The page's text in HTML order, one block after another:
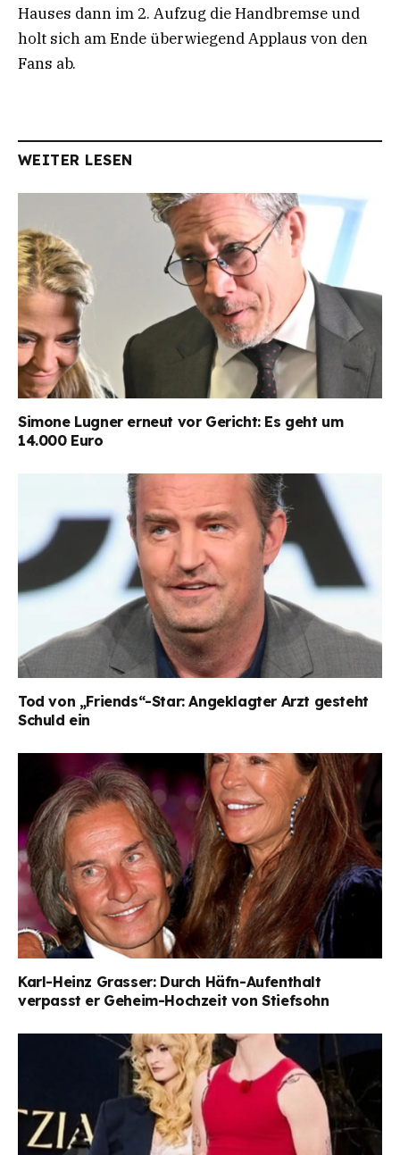
Hauses dann im 2. Aufzug die Handbremse und
holt sich am Ende überwiegend Applaus von den
Fans ab.
WEITER LESEN
Simone Lugner erneut vor Gericht: Es geht um
14.000 Euro
Tod von „Friends“-Star: Angeklagter Arzt gesteht
Schuld ein
Karl-Heinz Grasser: Durch Häfn-Aufenthalt
verpasst er Geheim-Hochzeit von Stiefsohn